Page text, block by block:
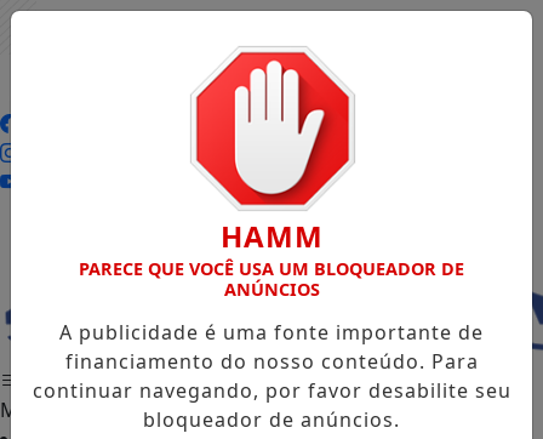
MENU
HAMM
PARECE QUE VOCÊ USA UM BLOQUEADOR DE
ANÚNCIOS
A publicidade é uma fonte importante de
financiamento do nosso conteúdo. Para
continuar navegando, por favor desabilite seu
bloqueador de anúncios.